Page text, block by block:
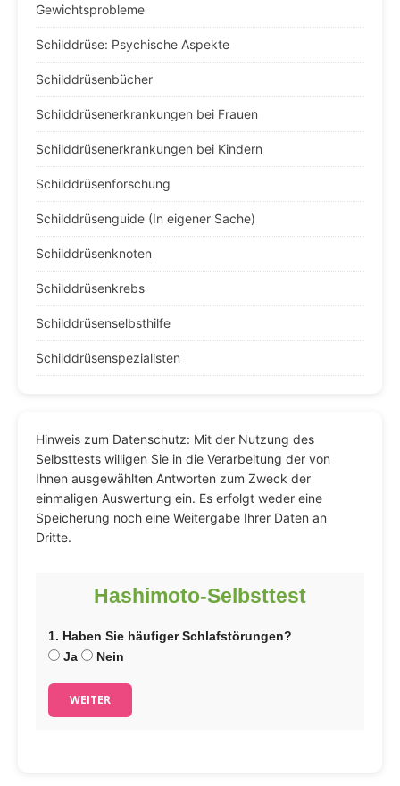
Gewichtsprobleme
Schilddrüse: Psychische Aspekte
Schilddrüsenbücher
Schilddrüsenerkrankungen bei Frauen
Schilddrüsenerkrankungen bei Kindern
Schilddrüsenforschung
Schilddrüsenguide (In eigener Sache)
Schilddrüsenknoten
Schilddrüsenkrebs
Schilddrüsenselbsthilfe
Schilddrüsenspezialisten
Hinweis zum Datenschutz: Mit der Nutzung des
Selbsttests willigen Sie in die Verarbeitung der von
Ihnen ausgewählten Antworten zum Zweck der
einmaligen Auswertung ein. Es erfolgt weder eine
Speicherung noch eine Weitergabe Ihrer Daten an
Dritte.
Hashimoto-Selbsttest
1. Haben Sie häufiger Schlafstörungen?
Ja
Nein
WEITER